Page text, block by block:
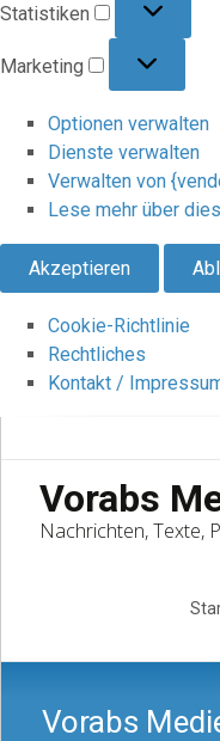
Statistiken
Marketing
Optionen verwalten
Dienste verwalten
Verwalten von
Lese mehr über
Akzeptieren
Cookie-Richtlinie
Rechtliches
Kontakt /
Vorabs
Nachrichten, Texte,
Vorabs